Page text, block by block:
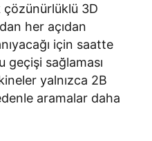
çözünürlüklü 3D
her açıdan
için saatte
sağlaması
yalnızca 2B
aramalar daha